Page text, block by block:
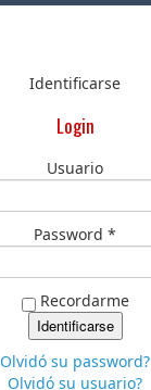
Identificarse
Login
Usuario
Password *
Recordarme
Olvidó su password?
Olvidó su usuario?